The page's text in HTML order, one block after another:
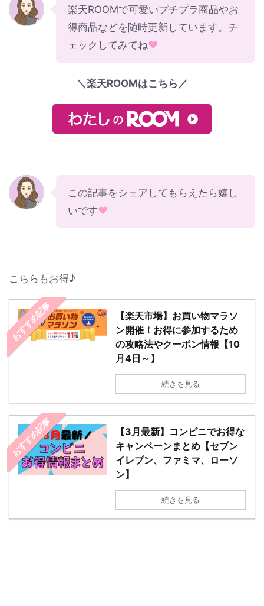
楽天ROOMで可愛いプチプラ商品やお
得商品などを随時更新しています。チ
ェックしてみてね♥
＼楽天ROOMはこちら／
この記事をシェアしてもらえたら嬉し
いです♥
こちらもお得♪
おすすめ記事
【楽天市場】お買い物マラソ
ン開催！お得に参加するため
の攻略法やクーポン情報【10
月4日～】
続きを見る
おすすめ記事
【3月最新】コンビニでお得な
キャンペーンまとめ【セブン
イレブン、ファミマ、ローソ
ン】
続きを見る